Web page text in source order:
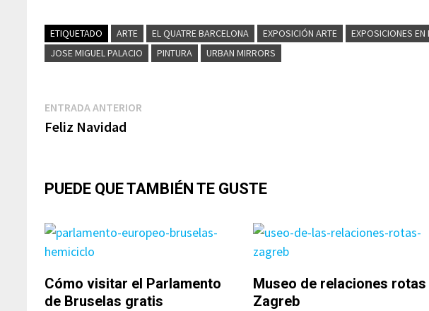
ETIQUETADO ARTE EL QUATRE BARCELONA EXPOSICIÓN ARTE EXPOSICIONES EN
JOSE MIGUEL PALACIO
PINTURA URBAN MIRRORS
Navegación
de
ENTRADA ANTERIOR
Feliz Navidad
PUEDE QUE TAMBIÉN TE GUSTE
Cómo visitar el Parlamento
de Bruselas gratis
Museo de relaciones rotas
Zagreb